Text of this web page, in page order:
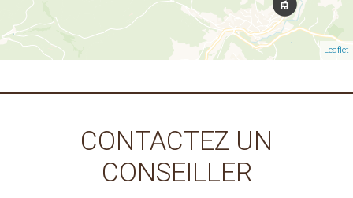
Leaflet
CONTACTEZ UN
CONSEILLER